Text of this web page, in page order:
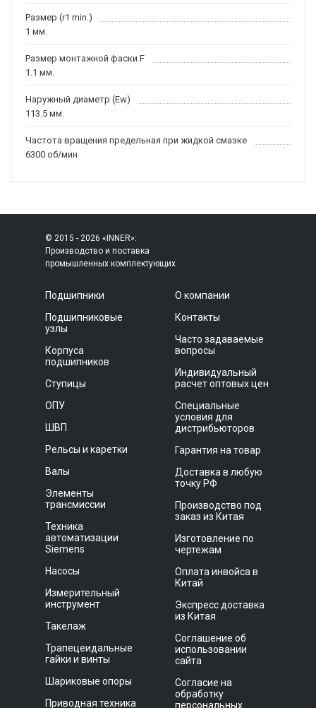
Размер (r1 min.)
1 мм.
Размер монтажной фаски F
1.1 мм.
Наружный диаметр (Ew)
113.5 мм.
Частота вращения предельная при жидкой смазке
6300 об/мин
© 2015 - 2026 «INNER»:
Производство и поставка
промышленных комплектующих
Подшипники
Подшипниковые
узлы
Корпуса
подшипников
Ступицы
ОПУ
ШВП
Рельсы и каретки
Валы
Элементы
трансмиссии
Техника
автоматизации
Siemens
Насосы
Измерительный
инструмент
Такелаж
Трапецеидальные
гайки и винты
Шариковые опоры
Приводная техника
О компании
Контакты
Часто задаваемые
вопросы
Индивидуальный
расчет оптовых цен
Специальные
условия для
дистрибьюторов
Гарантия на товар
Доставка в любую
точку РФ
Производство под
заказ из Китая
Изготовление по
чертежам
Оплата инвойса в
Китай
Экспресс доставка
из Китая
Соглашение об
использовании
сайта
Согласие на
обработку
персональных